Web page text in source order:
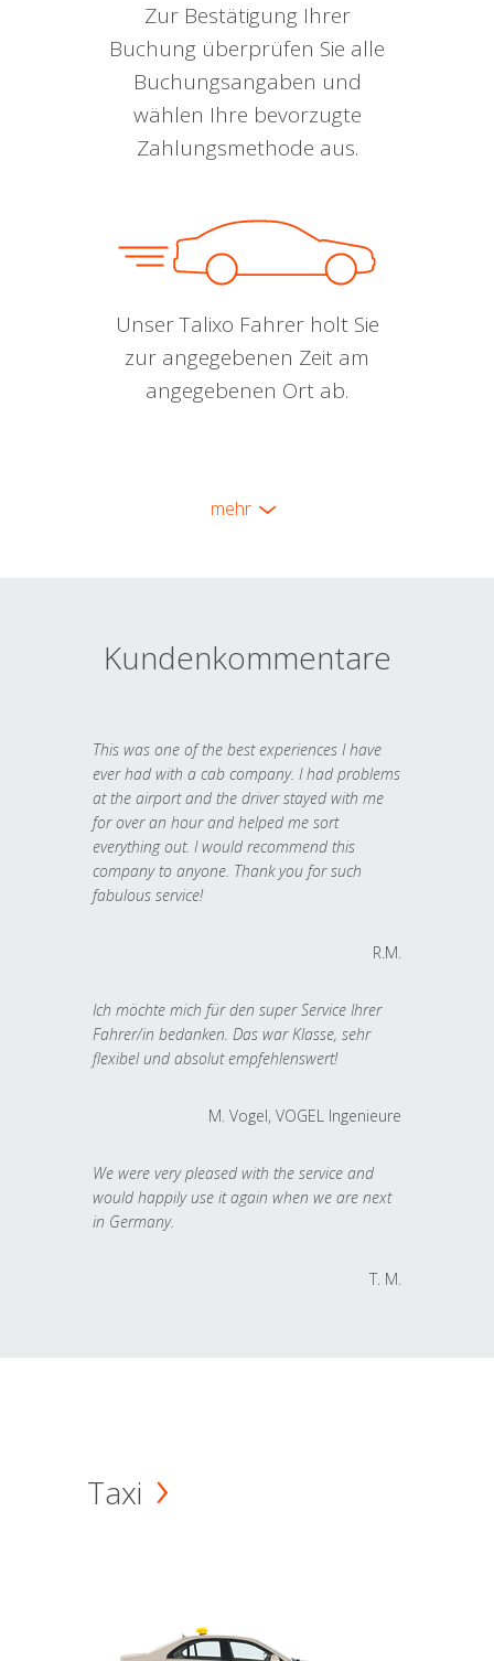
Zur Bestätigung Ihrer
Buchung überprüfen Sie alle
Buchungsangaben und
wählen Ihre bevorzugte
Zahlungsmethode aus.
Unser Talixo Fahrer holt Sie
zur angegebenen Zeit am
angegebenen Ort ab.
mehr
Kundenkommentare
This was one of the best experiences I have
ever had with a cab company. I had problems
at the airport and the driver stayed with me
for over an hour and helped me sort
everything out. I would recommend this
company to anyone. Thank you for such
fabulous service!
R.M.
Ich möchte mich für den super Service Ihrer
Fahrer/in bedanken. Das war Klasse, sehr
flexibel und absolut empfehlenswert!
M. Vogel, VOGEL Ingenieure
We were very pleased with the service and
would happily use it again when we are next
in Germany.
T. M.
Taxi